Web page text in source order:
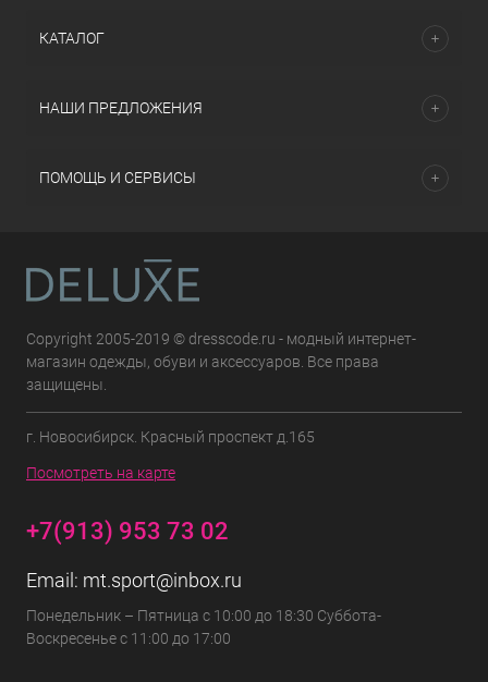
КАТАЛОГ
НАШИ ПРЕДЛОЖЕНИЯ
ПОМОЩЬ И СЕРВИСЫ
Copyright 2005-2019 © dresscode.ru - модный интернет-
магазин одежды, обуви и аксессуаров. Все права
защищены.
г. Новосибирск. Красный проспект д.165
Посмотреть на карте
+7(913) 953 73 02
Email: mt.sport@inbox.ru
Понедельник – Пятница с 10:00 до 18:30 Суббота-
Воскресенье с 11:00 до 17:00